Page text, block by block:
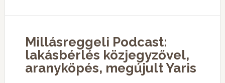
Millásreggeli Podcast:
lakásbérlés közjegyzővel,
aranyköpés, megújult Yaris